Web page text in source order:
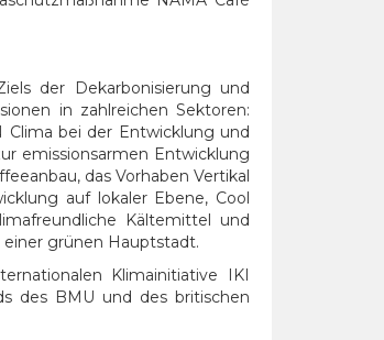
der Dekarbonisierung und
in zahlreichen Sektoren:
Clima bei der Entwicklung und
emissionsarmen Entwicklung
das Vorhaben Vertikal
auf lokaler Ebene, Cool
Kältemittel und
einer grünen Hauptstadt.
Klimainitiative IKI
des BMU und des britischen